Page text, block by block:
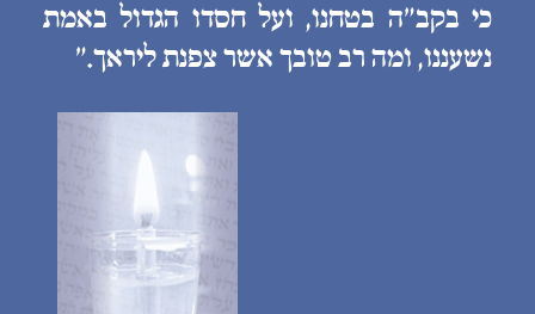
כי בקב״ה בטחנו, ועל חסדו הגדול באמת
נשעננו, ומה רב טובך אשר צפנת ליראך.״